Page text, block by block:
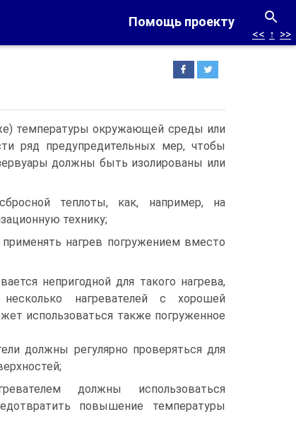
Помощь проекту
<< ↑ >>
температуры окружающей среды или
ряд предупредительных мер, чтобы
должны быть изолированы или
теплоты, как, например, на
технику;
нагрев погружением вместо
непригодной для такого нагрева,
несколько нагревателей с хорошей
использоваться также погруженное
должны регулярно проверяться для
должны использоваться
повышение температуры